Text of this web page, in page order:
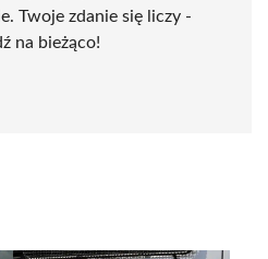
Twoje zdanie się liczy -
na bieżąco!